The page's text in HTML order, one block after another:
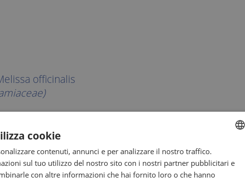
officinalis
come melissa, è una pianta appartenente alla
orientali, in Italia si trova un po’ ovunque. La melissa è
Le sue foglie contengono oli essenziali come
aroma simile al limone.
cookie
contenuti, annunci e per analizzare il nostro traffico.
sul tuo utilizzo del nostro sito con i nostri partner pubblicitari e
con altre informazioni che hai fornito loro o che hanno